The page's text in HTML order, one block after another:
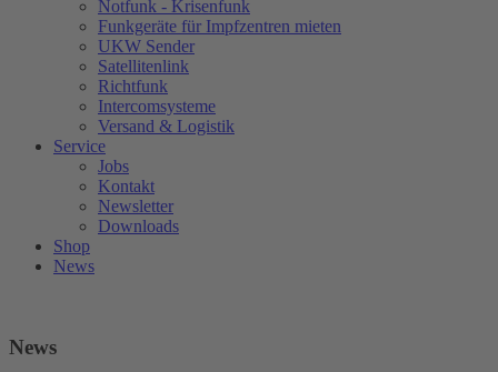
Notfunk - Krisenfunk
Funkgeräte für Impfzentren mieten
UKW Sender
Satellitenlink
Richtfunk
Intercomsysteme
Versand & Logistik
Service
Jobs
Kontakt
Newsletter
Downloads
Shop
News
News